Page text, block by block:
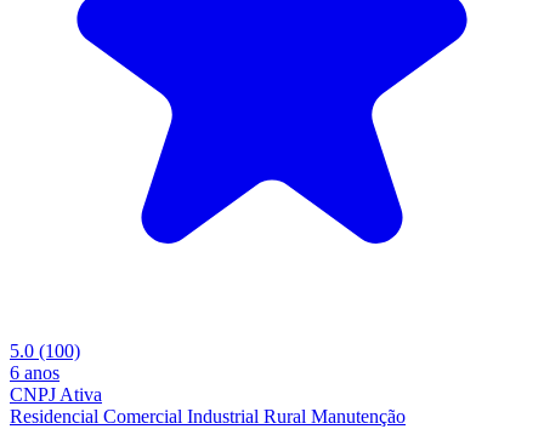
5.0 (100)
6 anos
CNPJ Ativa
Residencial Comercial Industrial Rural Manutenção